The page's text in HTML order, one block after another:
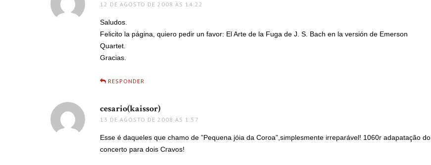
12 DE AGOSTO DE 2008 ÀS 14:22
Saludos.
Felicito la página, quiero pedir un favor: El Arte de la Fuga de J. S. Bach en la versión de Emerson
Quartet.
Gracias.
RESPONDER
cesario(kaissor)
13 DE AGOSTO DE 2008 ÀS 1:57
Esse é daqueles que chamo de ”Pequena jóia da Coroa”,simplesmente irreparável! 1060r adapatação do
concerto para dois Cravos!